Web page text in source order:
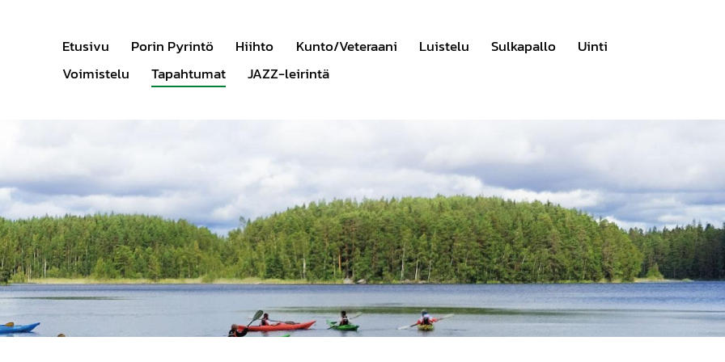
Etusivu Porin Pyrintö Hiihto Kunto/Veteraani Luistelu Sulkapallo
Uinti
Voimistelu
Tapahtumat JAZZ-leirintä